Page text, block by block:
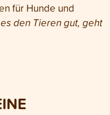
für Hunde und
den Tieren gut, geht